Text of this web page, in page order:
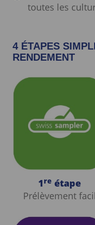
toutes les
4 ÉTAPES
RENDEMENT
1re étape
Prélèvement